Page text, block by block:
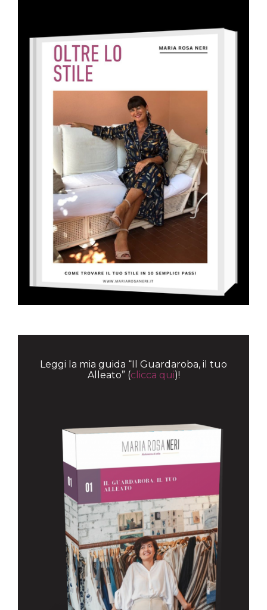
Leggi la mia guida “Il Guardaroba, il tuo
Alleato” (clicca qui)!